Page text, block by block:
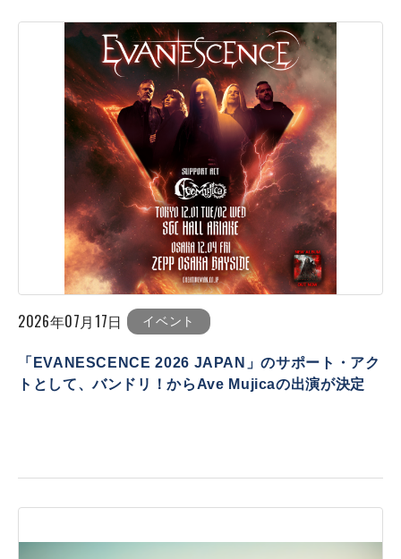
2026年07月17日 イベント
「EVANESCENCE 2026 JAPAN」のサポート・アク
トとして、バンドリ！からAve Mujicaの出演が決定